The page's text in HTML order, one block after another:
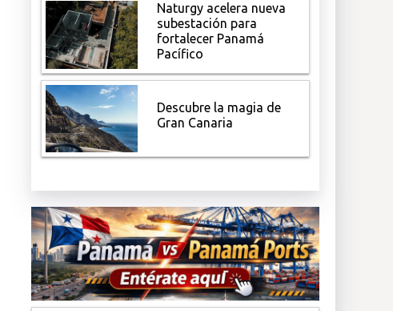
Naturgy acelera nueva
subestación para
fortalecer Panamá
Pacífico
Descubre la magia de
Gran Canaria